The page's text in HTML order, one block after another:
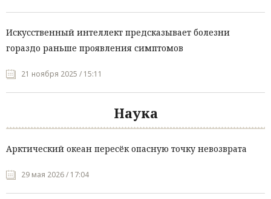
Искусственный интеллект предсказывает болезни
гораздо раньше проявления симптомов
21 ноября 2025 / 15:11
Наука
Арктический океан пересёк опасную точку невозврата
29 мая 2026 / 17:04